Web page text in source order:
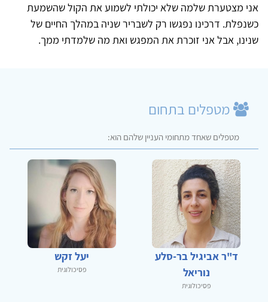
אני מצטערת שלמה שלא יכולתי לשמוע את הקול שהשמעת
כשנפלת. דרכינו נפגשו רק לשבריר שניה במהלך החיים של
שנינו, אבל אני זוכרת את המפגש ואת מה שלמדתי ממך.
מטפלים בתחום
מטפלים שאחד מתחומי העניין שלהם הוא:
ד"ר אביגיל בר-סלע
נוריאל
פסיכולוגית
יעל זקש
פסיכולוגית